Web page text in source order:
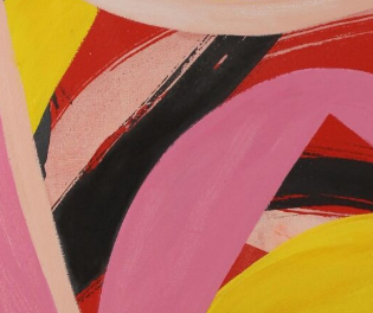
ANMELDUNG
mich mit der Verarbeitung meiner
des Newsletters von DIE GALERIE per
erstreckt sich auch auf die